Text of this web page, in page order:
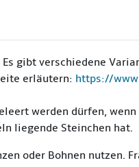
gibt verschiedene
erläutern: https://
werden dürfen,
liegende Steinchen hat.
oder Bohnen nutzen.